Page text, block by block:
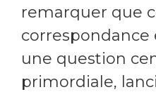
remarquer que
correspondance
une question
primordiale,